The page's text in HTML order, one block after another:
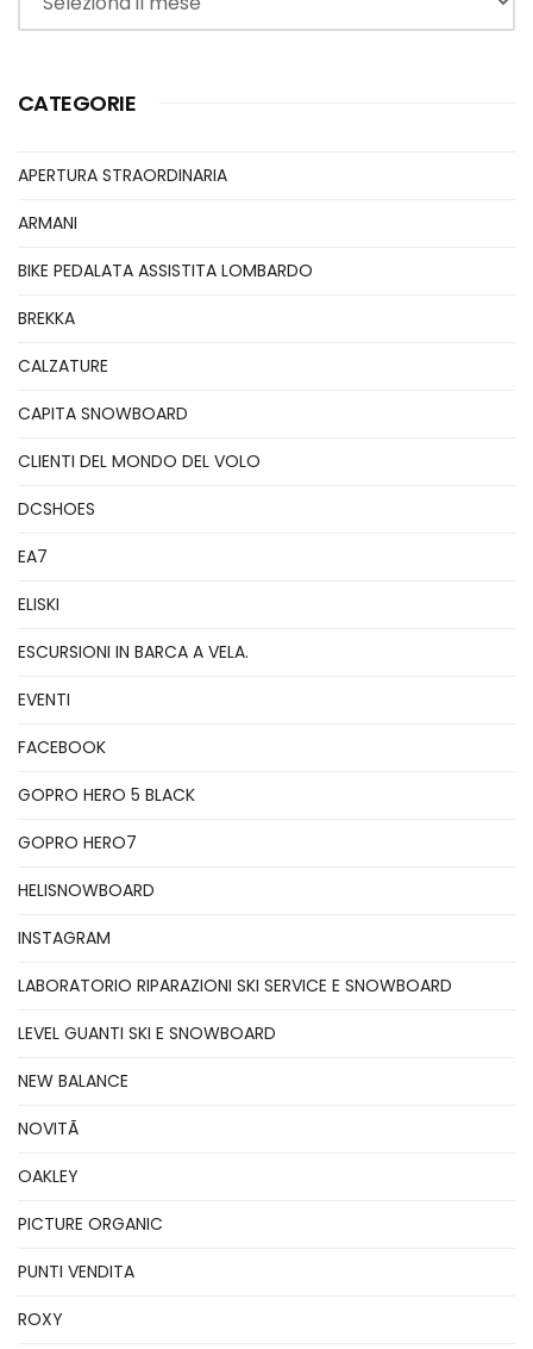
CATEGORIE
APERTURA STRAORDINARIA
ARMANI
BIKE PEDALATA ASSISTITA LOMBARDO
BREKKA
CALZATURE
CAPITA SNOWBOARD
CLIENTI DEL MONDO DEL VOLO
DCSHOES
EA7
ELISKI
ESCURSIONI IN BARCA A VELA.
EVENTI
FACEBOOK
GOPRO HERO 5 BLACK
GOPRO HERO7
HELISNOWBOARD
INSTAGRAM
LABORATORIO RIPARAZIONI SKI SERVICE E SNOWBOARD
LEVEL GUANTI SKI E SNOWBOARD
NEW BALANCE
NOVITÃ
OAKLEY
PICTURE ORGANIC
PUNTI VENDITA
ROXY